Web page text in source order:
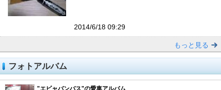
2014/6/18 09:29
もっと見る
フォトアルバム
"エビャバンバス"の愛車アルバム